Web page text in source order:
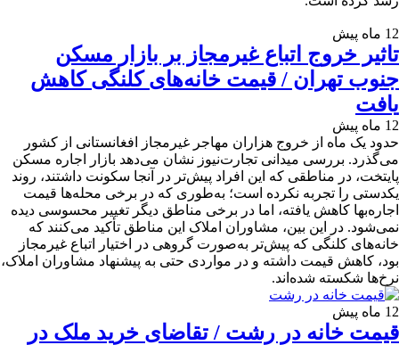
12 ماه پیش
تاثیر خروج اتباع غیرمجاز بر بازار مسکن
جنوب تهران / قیمت خانه‌های کلنگی کاهش
یافت
12 ماه پیش
حدود یک ماه از خروج هزاران مهاجر غیرمجاز افغانستانی از کشور
می‌گذرد. بررسی میدانی تجارت‌نیوز نشان می‌دهد بازار اجاره مسکن
پایتخت، در مناطقی که این افراد پیش‌تر در آنجا سکونت داشتند، روند
یکدستی را تجربه نکرده است؛ به‌طوری که در برخی محله‌ها قیمت
اجاره‌بها کاهش یافته، اما در برخی مناطق دیگر تغییر محسوسی دیده
نمی‌شود. در این بین، مشاوران املاک این مناطق تأکید می‌کنند که
خانه‌های کلنگی که پیش‌تر به‌صورت گروهی در اختیار اتباع غیرمجاز
بود، کاهش قیمت داشته و در مواردی حتی به پیشنهاد مشاوران املاک،
نرخ‌ها شکسته شده‌اند.
12 ماه پیش
قیمت خانه در رشت / تقاضای خرید ملک در